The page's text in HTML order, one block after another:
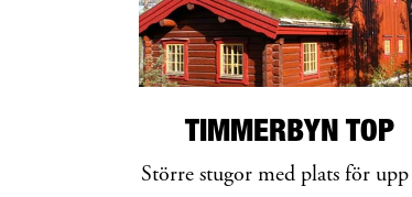
TIMMERBYN TOP
Större stugor med plats för